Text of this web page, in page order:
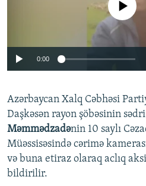
Auto 240p
720p
No media source
0:00
Azərbaycan Xalq Cəbhəsi
Daşkəsən rayon şöbəsinin sədri
Məmmədzadənin 10 saylı
Müəssisəsində cərimə
və buna etiraz olaraq aclıq
bildirilir.